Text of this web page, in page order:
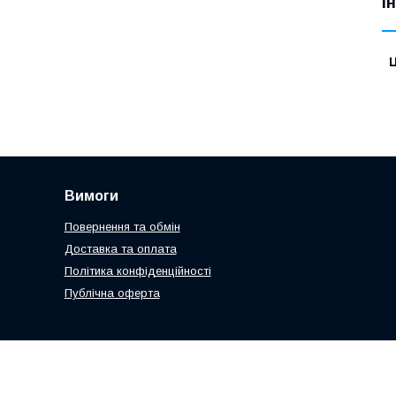
Вимоги
Повернення та обмін
Доставка та оплата
Політика конфіденційності
Публічна оферта